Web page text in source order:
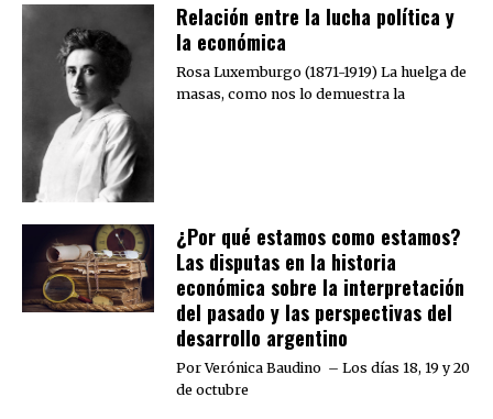
Relación entre la lucha política y
la económica
Rosa Luxemburgo (1871-1919) La huelga de
masas, como nos lo demuestra la
¿Por qué estamos como estamos?
Las disputas en la historia
económica sobre la interpretación
del pasado y las perspectivas del
desarrollo argentino
Por Verónica Baudino – Los días 18, 19 y 20
de octubre